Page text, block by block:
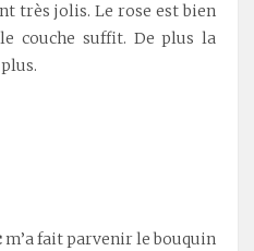
très jolis. Le rose est bien
couche suffit. De plus la
m’a fait parvenir le bouquin